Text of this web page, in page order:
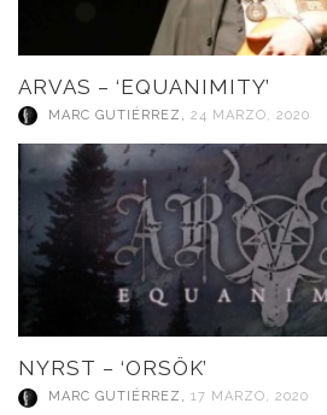
ARVAS – ‘EQUANIMITY’
MARC GUTIÉRREZ , 24 MARZO, 2020
NYRST – ‘ORSÖK’
MARC GUTIÉRREZ , 17 MARZO, 2020